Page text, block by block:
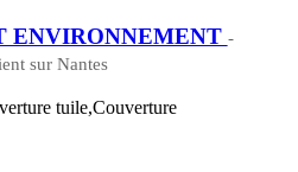
ENVIRONNEMENT -
sur Nantes
tuile,Couverture